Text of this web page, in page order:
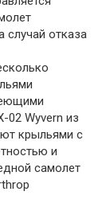
случай отказа
02 Wyvern из
крыльями с
и
самолет